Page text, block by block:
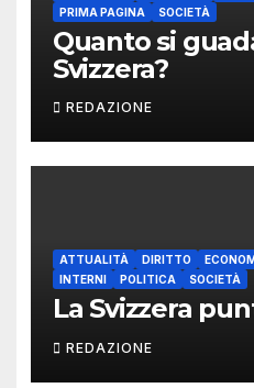
PRIMA PAGINA
SOCIETÀ
Quanto si
Svizzera?
REDAZIONE
ATTUALITÀ DIRITTO
INTERNI
POLITICA SOCIETÀ
La Svizzera
REDAZIONE